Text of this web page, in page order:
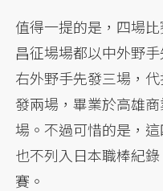
值得一提的是，四場
昌征場場都以中外野
右外野手先發三場，
發兩場，畢業於高雄
場。不過可惜的是，
也不列入日本職棒紀
賽。